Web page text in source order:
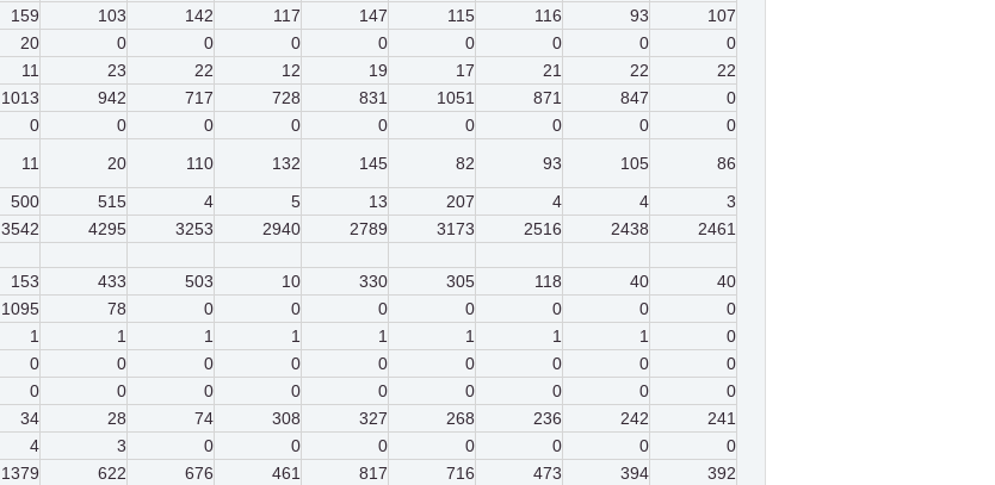
159 103 142 117 147 115 116 93
107
20 0 0 0 0 0 0 0
0
11 23 22 12 19 17 21 22
22
1013 942 717 728 831 1051 871 847
0
0 0 0 0 0 0 0 0
0
11 20 110 132 145 82 93 105
86
500 515 4 5 13 207 4 4
3
3542 4295 3253 2940 2789 3173 2516 2438
2461
153 433 503 10 330 305 118 40
40
1095 78 0 0 0 0 0 0
0
1 1 1 1 1 1 1 1
0
0 0 0 0 0 0 0 0
0
0 0 0 0 0 0 0 0
0
34 28 74 308 327 268 236 242
241
4 3 0 0 0 0 0 0
0
1379 622 676 461 817 716 473 394
392